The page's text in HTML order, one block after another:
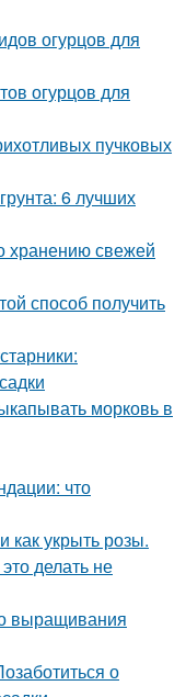
огурцов для
огурцов для
пучковых
6 лучших
хранению свежей
способ получить
морковь в
что
как укрыть розы.
делать не
выращивания
о